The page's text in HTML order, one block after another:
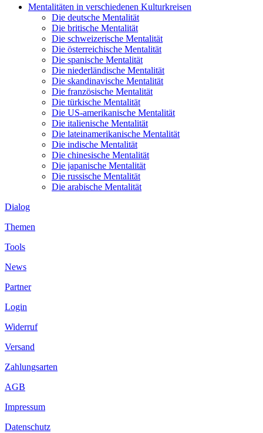
Mentalitäten in verschiedenen Kulturkreisen
Die deutsche Mentalität
Die britische Mentalität
Die schweizerische Mentalität
Die österreichische Mentalität
Die spanische Mentalität
Die niederländische Mentalität
Die skandinavische Mentalität
Die französische Mentalität
Die türkische Mentalität
Die US-amerikanische Mentalität
Die italienische Mentalität
Die lateinamerikanische Mentalität
Die indische Mentalität
Die chinesische Mentalität
Die japanische Mentalität
Die russische Mentalität
Die arabische Mentalität
Dialog
Themen
Tools
News
Partner
Login
Widerruf
Versand
Zahlungsarten
AGB
Impressum
Datenschutz